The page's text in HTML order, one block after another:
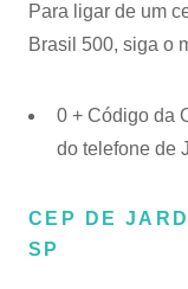
Para ligar de um
Brasil 500, siga o
0 + Código da
do telefone de
CEP DE
SP